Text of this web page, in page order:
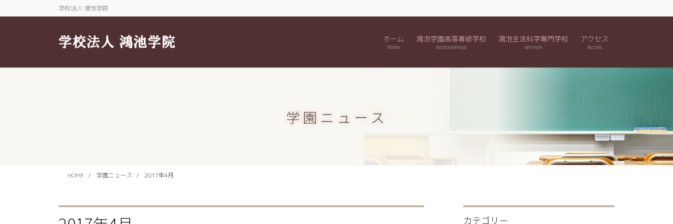
ン
に
ビ
ョ
学校法人 鴻池学院
ホーム
Home
鴻池学園高等専修学校
koutousensyu
鴻池生活科学専門学校
senmon
アクセス
Access
学園ニュース
HOME 学園ニュース 2017年4月
カテゴリー